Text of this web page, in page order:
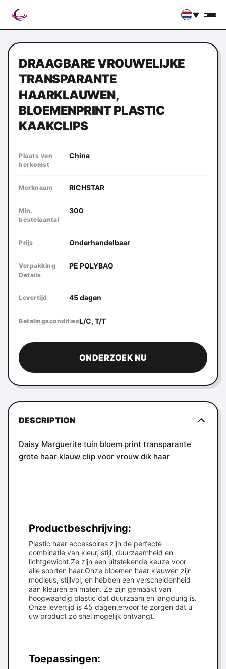
▼
DRAAGBARE VROUWELIJKE
TRANSPARANTE
HAARKLAUWEN,
BLOEMENPRINT PLASTIC
KAAKCLIPS
Plaats van
herkomst
China
Merknaam RICHSTAR
Min.
bestelaantal
300
Prijs Onderhandelbaar
Verpakking
Details
PE POLYBAG
Levertijd 45 dagen
BetalingsconditiesL/C, T/T
ONDERZOEK NU
DESCRIPTION
Daisy Marguerite tuin bloem print transparante
grote haar klauw clip voor vrouw dik haar
Productbeschrijving:
Plastic haar accessoires zijn de perfecte
combinatie van kleur, stijl, duurzaamheid en
lichtgewicht.Ze zijn een uitstekende keuze voor
alle soorten haar.Onze bloemen haar klauwen zijn
modieus, stijlvol, en hebben een verscheidenheid
aan kleuren en maten. Ze zijn gemaakt van
hoogwaardig plastic dat duurzaam en langdurig is.
Onze levertijd is 45 dagen,ervoor te zorgen dat u
uw product zo snel mogelijk ontvangt.
Toepassingen: